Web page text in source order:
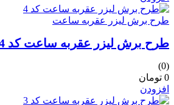
طرح برش لیزر عقربه ساعت
طرح برش لیزر عقربه ساعت کد 4
(0)
0 تومان
افزودن